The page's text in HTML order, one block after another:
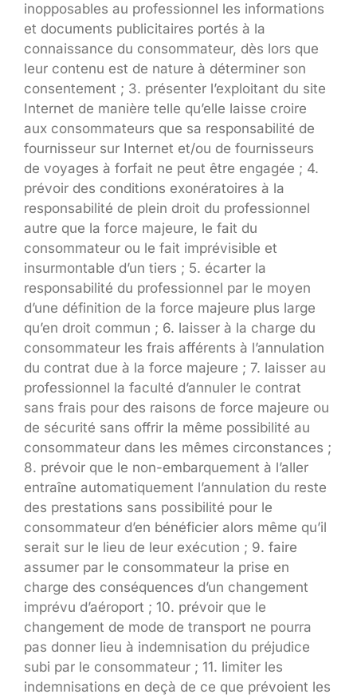
inopposables au professionnel les informations
et documents publicitaires portés à la
connaissance du consommateur, dès lors que
leur contenu est de nature à déterminer son
consentement ; 3. présenter l’exploitant du site
Internet de manière telle qu’elle laisse croire
aux consommateurs que sa responsabilité de
fournisseur sur Internet et/ou de fournisseurs
de voyages à forfait ne peut être engagée ; 4.
prévoir des conditions exonératoires à la
responsabilité de plein droit du professionnel
autre que la force majeure, le fait du
consommateur ou le fait imprévisible et
insurmontable d’un tiers ; 5. écarter la
responsabilité du professionnel par le moyen
d’une définition de la force majeure plus large
qu’en droit commun ; 6. laisser à la charge du
consommateur les frais afférents à l’annulation
du contrat due à la force majeure ; 7. laisser au
professionnel la faculté d’annuler le contrat
sans frais pour des raisons de force majeure ou
de sécurité sans offrir la même possibilité au
consommateur dans les mêmes circonstances ;
8. prévoir que le non-embarquement à l’aller
entraîne automatiquement l’annulation du reste
des prestations sans possibilité pour le
consommateur d’en bénéficier alors même qu’il
serait sur le lieu de leur exécution ; 9. faire
assumer par le consommateur la prise en
charge des conséquences d’un changement
imprévu d’aéroport ; 10. prévoir que le
changement de mode de transport ne pourra
pas donner lieu à indemnisation du préjudice
subi par le consommateur ; 11. limiter les
indemnisations en deçà de ce que prévoient les